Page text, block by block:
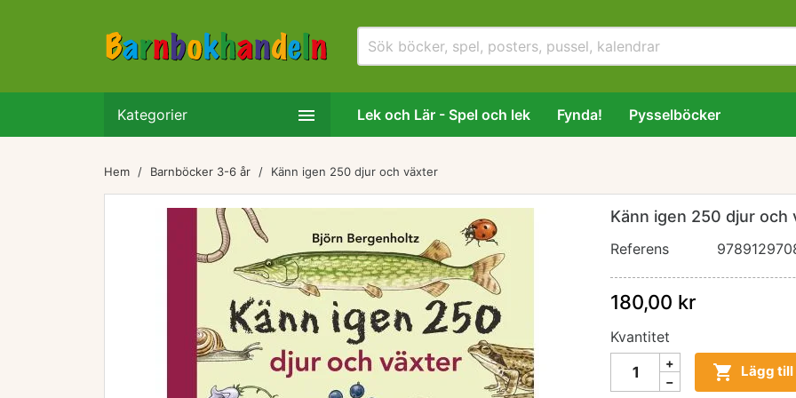
Kategorier  Lek och Lär - Spel och lek Fynda! Pysselböcker
Hem Barnböcker 3-6 år Känn igen 250 djur och växter
Känn igen 250 djur och
Referens
180,00 kr
Kvantitet
 Lägg